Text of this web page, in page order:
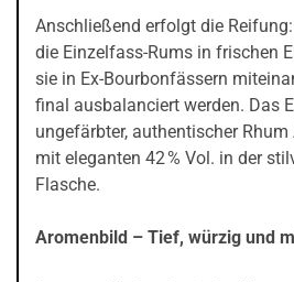
Anschließend erfolgt die
die Einzelfass-Rums in frischen
sie in Ex-Bourbonfässern
final ausbalanciert werden. Das
ungefärbter, authentischer
mit eleganten 42 % Vol. in der
Flasche.
Aromenbild – Tief, würzig und